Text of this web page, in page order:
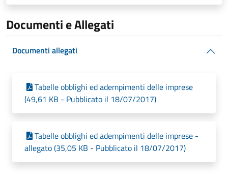
Documenti e Allegati
Documenti allegati
Tabelle obblighi ed adempimenti delle imprese
(49,61 KB - Pubblicato il 18/07/2017)
Tabelle obblighi ed adempimenti delle imprese -
allegato (35,05 KB - Pubblicato il 18/07/2017)